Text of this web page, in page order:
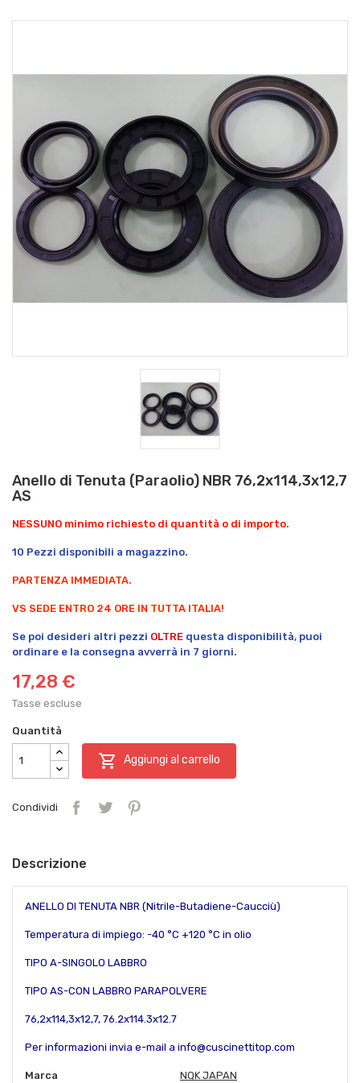
Anello di Tenuta (Paraolio) NBR 76,2x114,3x12,7
AS
NESSUNO minimo richiesto di quantità o di importo.
10 Pezzi disponibili a magazzino.
PARTENZA IMMEDIATA.
VS SEDE ENTRO 24 ORE IN TUTTA ITALIA!
Se poi desideri altri pezzi OLTRE questa disponibilità, puoi
ordinare e la consegna avverrà in 7 giorni.
17,28 €
Tasse escluse
Quantità
 Aggiungi al carrello
Condividi
Descrizione
ANELLO DI TENUTA NBR (Nitrile-Butadiene-Caucciù)
Temperatura di impiego: -40 °C +120 °C in olio
TIPO A-SINGOLO LABBRO
TIPO AS-CON LABBRO PARAPOLVERE
76,2x114,3x12,7, 76.2x114.3x12.7
Per informazioni invia e-mail a info@cuscinettitop.com
Marca NQK JAPAN